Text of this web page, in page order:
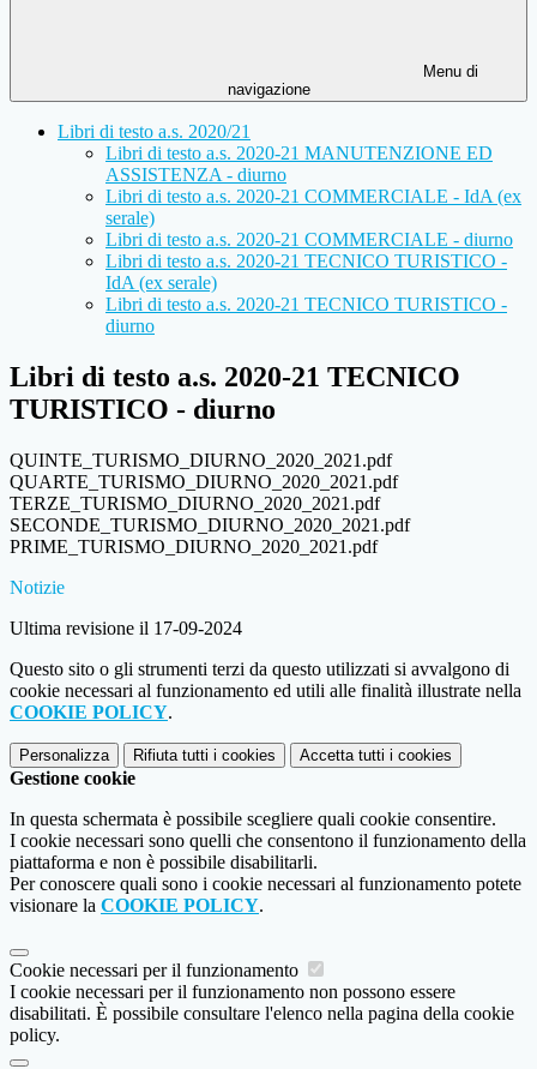
Menu di
navigazione
Libri di testo a.s. 2020/21
Libri di testo a.s. 2020-21 MANUTENZIONE ED
ASSISTENZA - diurno
Libri di testo a.s. 2020-21 COMMERCIALE - IdA (ex
serale)
Libri di testo a.s. 2020-21 COMMERCIALE - diurno
Libri di testo a.s. 2020-21 TECNICO TURISTICO -
IdA (ex serale)
Libri di testo a.s. 2020-21 TECNICO TURISTICO -
diurno
Libri di testo a.s. 2020-21 TECNICO
TURISTICO - diurno
QUINTE_TURISMO_DIURNO_2020_2021.pdf
QUARTE_TURISMO_DIURNO_2020_2021.pdf
TERZE_TURISMO_DIURNO_2020_2021.pdf
SECONDE_TURISMO_DIURNO_2020_2021.pdf
PRIME_TURISMO_DIURNO_2020_2021.pdf
Notizie
Ultima revisione il 17-09-2024
Questo sito o gli strumenti terzi da questo utilizzati si avvalgono di
cookie necessari al funzionamento ed utili alle finalità illustrate nella
COOKIE POLICY.
Personalizza Rifiuta tutti i cookies Accetta tutti i cookies
Gestione cookie
In questa schermata è possibile scegliere quali cookie consentire.
I cookie necessari sono quelli che consentono il funzionamento della
piattaforma e non è possibile disabilitarli.
Per conoscere quali sono i cookie necessari al funzionamento potete
visionare la COOKIE POLICY.
Cookie necessari per il funzionamento
I cookie necessari per il funzionamento non possono essere
disabilitati. È possibile consultare l'elenco nella pagina della cookie
policy.